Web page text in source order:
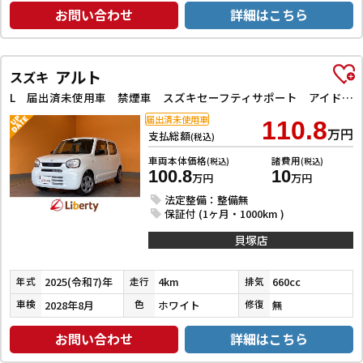
お問い合わせ 詳細はこちら
スズキ アルト
L 届出済未使用車 禁煙車 スズキセーフティサポート アイドリングストップ 運転席シートヒーター ヘッドライトレベライザー
支払総額(税込) 110.8万円
車両本体価格(税込)
100.8万円
諸費用(税込)
10万円
法定整備：整備無
保証付 (1ヶ月・1000km )
届出済未使用車
貝塚店
年式 2025(令和7)年 走行 4km 排気 660cc
車検 2028年8月 色 ホワイト 修復 無
お問い合わせ 詳細はこちら